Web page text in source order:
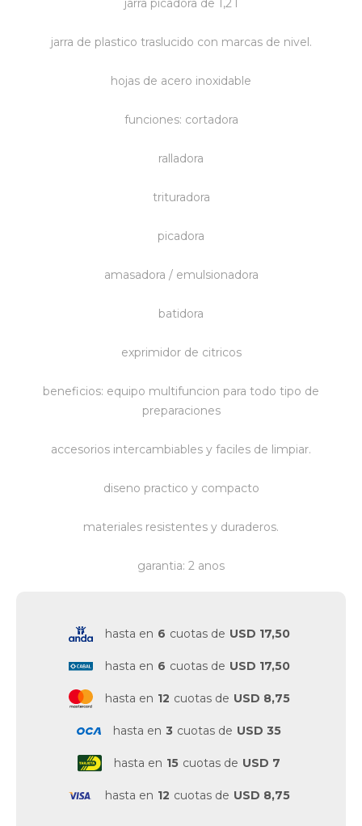
jarra picadora de 1,2 l
jarra de plastico traslucido con marcas de nivel.
hojas de acero inoxidable
funciones: cortadora
ralladora
trituradora
picadora
amasadora / emulsionadora
batidora
exprimidor de citricos
beneficios: equipo multifuncion para todo tipo de
preparaciones
accesorios intercambiables y faciles de limpiar.
diseno practico y compacto
materiales resistentes y duraderos.
garantia: 2 anos
hasta en 6 cuotas de USD 17,50
hasta en 6 cuotas de USD 17,50
hasta en 12 cuotas de USD 8,75
hasta en 3 cuotas de USD 35
hasta en 15 cuotas de USD 7
hasta en 12 cuotas de USD 8,75